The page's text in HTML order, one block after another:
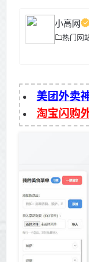
小高网
热门网
美团外卖
淘宝闪购